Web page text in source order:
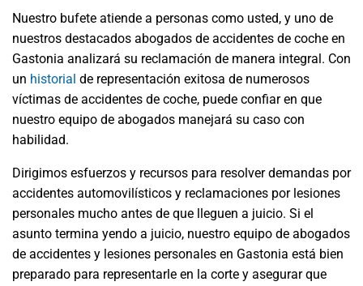
Nuestro bufete atiende a personas como usted, y uno de
nuestros destacados abogados de accidentes de coche en
Gastonia analizará su reclamación de manera integral. Con
un historial de representación exitosa de numerosos
víctimas de accidentes de coche, puede confiar en que
nuestro equipo de abogados manejará su caso con
habilidad.
Dirigimos esfuerzos y recursos para resolver demandas por
accidentes automovilísticos y reclamaciones por lesiones
personales mucho antes de que lleguen a juicio. Si el
asunto termina yendo a juicio, nuestro equipo de abogados
de accidentes y lesiones personales en Gastonia está bien
preparado para representarle en la corte y asegurar que